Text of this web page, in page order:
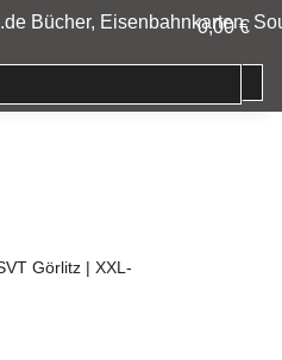
0,00 €